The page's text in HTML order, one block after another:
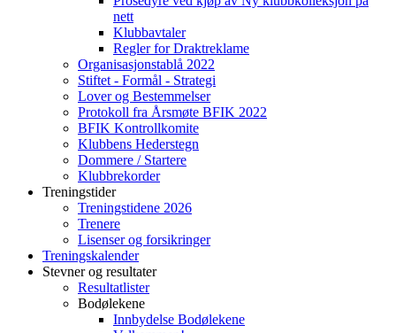
nett
Klubbavtaler
Regler for Draktreklame
Organisasjonstablå 2022
Stiftet - Formål - Strategi
Lover og Bestemmelser
Protokoll fra Årsmøte BFIK 2022
BFIK Kontrollkomite
Klubbens Hederstegn
Dommere / Startere
Klubbrekorder
Treningstider
Treningstidene 2026
Trenere
Lisenser og forsikringer
Treningskalender
Stevner og resultater
Resultatlister
Bodølekene
Innbydelse Bodølekene